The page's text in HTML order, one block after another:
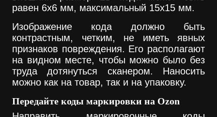
равен 6х6 мм, максимальный 15х15 мм.
Изображение кода должно быть
контрастным, четким, не иметь явных
признаков повреждения. Его располагают
на видном месте, чтобы можно было без
труда дотянуться сканером. Наносить
можно как на товар, так и на упаковку.
Передайте коды маркировки на Ozon